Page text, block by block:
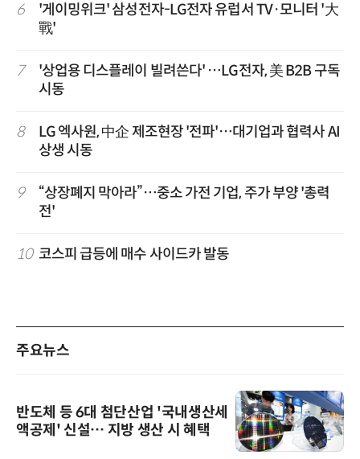
6
'게이밍위크' 삼성전자-LG전자 유럽서 TV·모니터 '大
戰'
7
'상업용 디스플레이 빌려쓴다' …LG전자, 美 B2B 구독
시동
8
LG 엑사원, 中企 제조현장 '전파'…대기업과 협력사 AI
상생 시동
9
“상장폐지 막아라”…중소 가전 기업, 주가 부양 '총력
전'
10 코스피 급등에 매수 사이드카 발동
주요뉴스
반도체 등 6대 첨단산업 '국내생산세
액공제' 신설… 지방 생산 시 혜택